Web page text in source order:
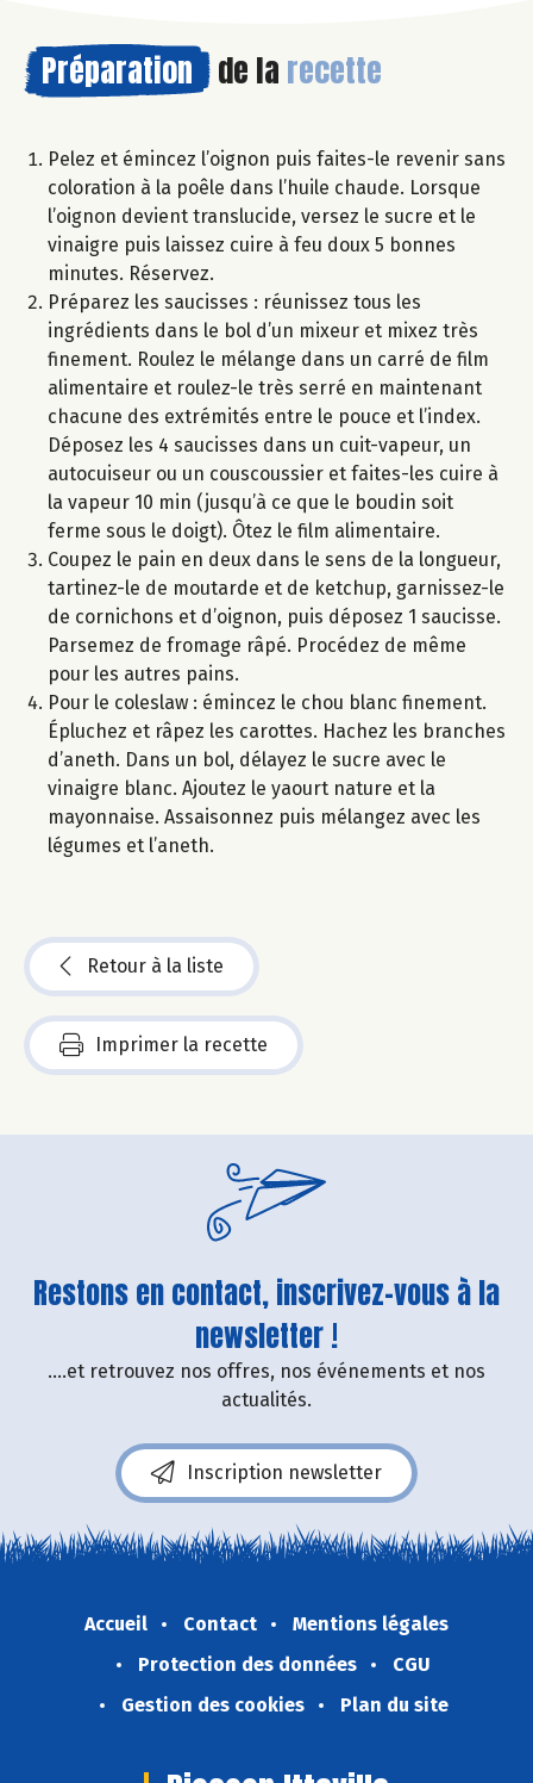
Préparation de la recette
Pelez et émincez l’oignon puis faites-le revenir sans
coloration à la poêle dans l’huile chaude. Lorsque
l’oignon devient translucide, versez le sucre et le
vinaigre puis laissez cuire à feu doux 5 bonnes
minutes. Réservez.
Préparez les saucisses : réunissez tous les
ingrédients dans le bol d’un mixeur et mixez très
finement. Roulez le mélange dans un carré de film
alimentaire et roulez-le très serré en maintenant
chacune des extrémités entre le pouce et l’index.
Déposez les 4 saucisses dans un cuit-vapeur, un
autocuiseur ou un couscoussier et faites-les cuire à
la vapeur 10 min (jusqu’à ce que le boudin soit
ferme sous le doigt). Ôtez le film alimentaire.
Coupez le pain en deux dans le sens de la longueur,
tartinez-le de moutarde et de ketchup, garnissez-le
de cornichons et d’oignon, puis déposez 1 saucisse.
Parsemez de fromage râpé. Procédez de même
pour les autres pains.
Pour le coleslaw : émincez le chou blanc finement.
Épluchez et râpez les carottes. Hachez les branches
d’aneth. Dans un bol, délayez le sucre avec le
vinaigre blanc. Ajoutez le yaourt nature et la
mayonnaise. Assaisonnez puis mélangez avec les
légumes et l’aneth.
Retour à la liste
Imprimer la recette
Restons en contact, inscrivez-vous à la
newsletter !
....et retrouvez nos offres, nos événements et nos
actualités.
Inscription newsletter
Accueil Contact
Mentions légales
Protection des données
CGU
Gestion des cookies
Plan du site